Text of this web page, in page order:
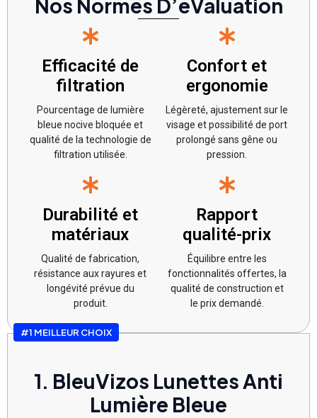
Nos Normes D’éValuation
Efficacité de
filtration
Pourcentage de lumière
bleue nocive bloquée et
qualité de la technologie de
filtration utilisée.
Confort et
ergonomie
Légèreté, ajustement sur le
visage et possibilité de port
prolongé sans gêne ou
pression.
Durabilité et
matériaux
Qualité de fabrication,
résistance aux rayures et
longévité prévue du
produit.
Rapport
qualité-prix
Équilibre entre les
fonctionnalités offertes, la
qualité de construction et
le prix demandé.
#1 MEILLEUR CHOIX
1. BleuVizos Lunettes Anti
Lumière Bleue